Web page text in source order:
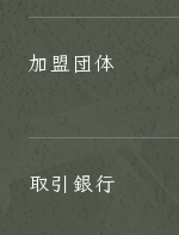
加盟団体
取引銀行